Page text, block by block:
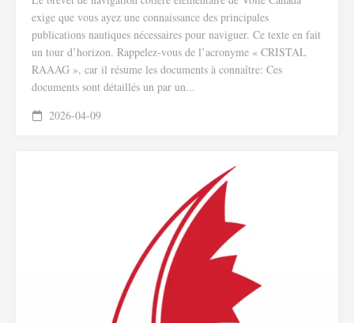
exige que vous ayez une connaissance des principales
publications nautiques nécessaires pour naviguer. Ce texte en fait
un tour d’horizon. Rappelez-vous de l’acronyme « CRISTAL
RAAAG », car il résume les documents à connaître: Ces
documents sont détaillés un par un...
2026-04-09